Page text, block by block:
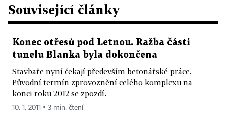
Související články
Konec otřesů pod Letnou. Ražba části
tunelu Blanka byla dokončena
Stavbaře nyní čekají především betonářské práce.
Původní termín zprovoznění celého komplexu na
konci roku 2012 se zpozdí.
10. 1. 2011 ▪ 3 min. čtení